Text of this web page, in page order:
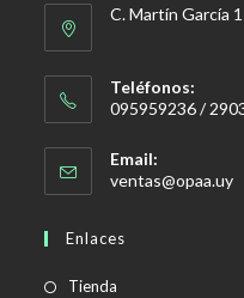
C. Martín García
Teléfonos:
095959236 /
Email:
ventas@opaa.uySe
Enlaces
Tienda